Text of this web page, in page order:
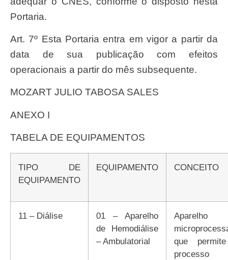
Portaria.
Art. 7º Esta Portaria entra em vigor a partir da
data de sua publicação com efeitos
operacionais a partir do mês subsequente.
MOZART JULIO TABOSA SALES
ANEXO I
TABELA DE EQUIPAMENTOS
TIPO DE
EQUIPAMENTO
EQUIPAMENTO CONCEITO
11 – Diálise
01 – Aparelho
de Hemodiálise
– Ambulatorial
Aparelho
que
processo